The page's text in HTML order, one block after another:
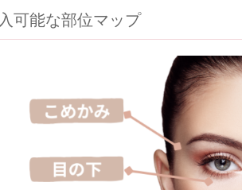
可能な部位マップ